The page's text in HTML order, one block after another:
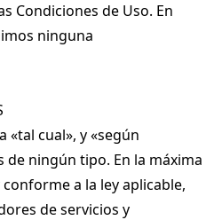
Condiciones de Uso. En
ninguna
«tal cual», y «según
ningún tipo. En la máxima
a la ley aplicable,
de servicios y